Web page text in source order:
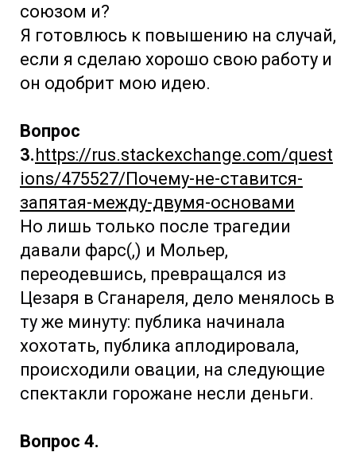
союзом и?
Я готовлюсь к повышению на случай,
если я сделаю хорошо свою работу и
он одобрит мою идею.
Вопрос
3.https://rus.stackexchange.com/quest
ions/475527/Почему-не-ставится-
запятая-между-двумя-основами
Но лишь только после трагедии
давали фарс(,) и Мольер,
переодевшись, превращался из
Цезаря в Сганареля, дело менялось в
ту же минуту: публика начинала
хохотать, публика аплодировала,
происходили овации, на следующие
спектакли горожане несли деньги.
Вопрос 4.